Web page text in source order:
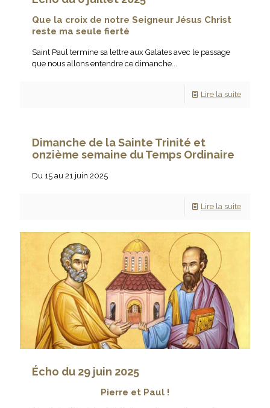
Que la croix de notre Seigneur Jésus Christ
reste ma seule fierté
Saint Paul termine sa lettre aux Galates avec le passage
que nous allons entendre ce dimanche...
Lire la suite
Dimanche de la Sainte Trinité et
onzième semaine du Temps Ordinaire
Du 15 au 21 juin 2025
Lire la suite
Écho du 29 juin 2025
Pierre et Paul !